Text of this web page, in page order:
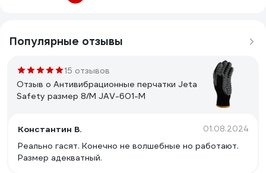
Популярные отзывы
15 отзывов
Отзыв о Антивибрационные перчатки Jeta
Safety размер 8/M JAV-601-M
Константин В. 01.08.2024
Реально гасят. Конечно не волшебные но работают.
Размер адекватный.